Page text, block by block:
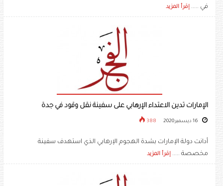
في ..... إقرأ المزيد
الإمارات تدين الاعتداء الإرهابي على سفينة نقل وقود في جدة
388
أدانت دولة الإمارات بشدة الهجوم الإرهابي الذي استهدف سفينة
مخصصة ..... إقرأ المزيد